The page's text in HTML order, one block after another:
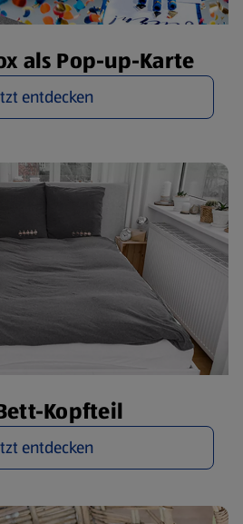
als Pop-up-Karte
entdecken
Kopfteil
entdecken